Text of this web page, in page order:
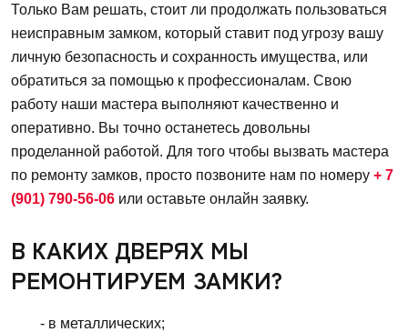
Только Вам решать, стоит ли продолжать пользоваться
неисправным замком, который ставит под угрозу вашу
личную безопасность и сохранность имущества, или
обратиться за помощью к профессионалам. Свою
работу наши мастера выполняют качественно и
оперативно. Вы точно останетесь довольны
проделанной работой. Для того чтобы вызвать мастера
по ремонту замков, просто позвоните нам по номеру + 7
(901) 790-56-06 или оставьте онлайн заявку.
В КАКИХ ДВЕРЯХ МЫ
РЕМОНТИРУЕМ ЗАМКИ?
- в металлических;